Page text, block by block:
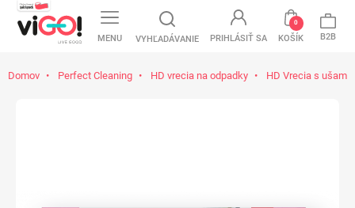
MENU VYHĽADÁVANIE PRIHLÁSIŤ SA KOŠÍK
0
B2B
Domov Perfect Cleaning HD vrecia na odpadky HD Vrecia s ušami